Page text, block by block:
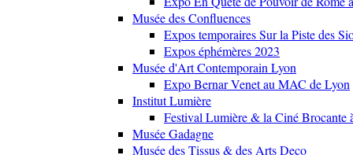
Musée des Confluences
Expos temporaires Sur la Piste des
Expos éphémères 2023
Musée d'Art Contemporain Lyon
Expo Bernar Venet au MAC de Lyon
Institut Lumière
Festival Lumière & la Ciné Brocante
Musée Gadagne
Musée des Tissus & des Arts Deco